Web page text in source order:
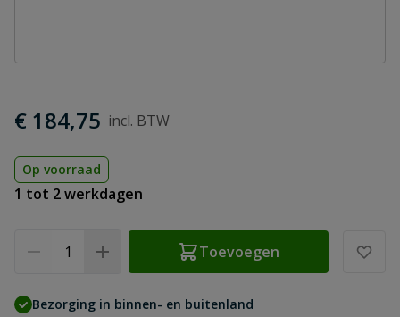
€ 184,75
Op voorraad
1 tot 2 werkdagen
Toevoegen
Bezorging in binnen- en buitenland